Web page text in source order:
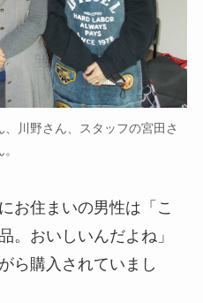
川野さん、スタッフの宮田さ
。
お住まいの男性は「こ
。おいしいんだよね」
ら購入されていまし